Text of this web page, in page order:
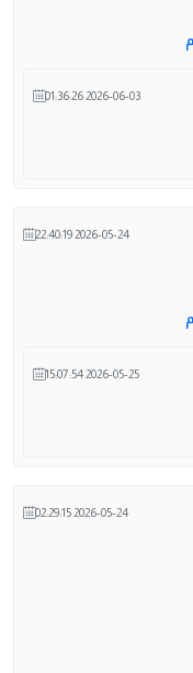
2026-06-03 01:36:26
2026-05-24 22:40:19
2026-05-25 15:07:54
2026-05-24 02:29:15